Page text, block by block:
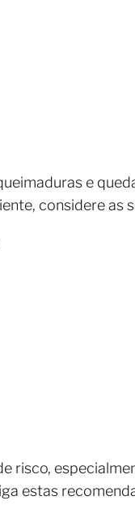
e
considere as
risco,
estas